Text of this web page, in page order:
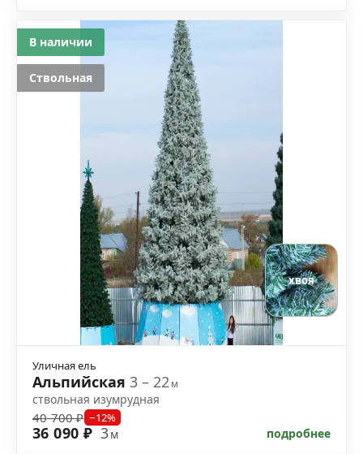
хвоя
Уличная ель
Альпийская 3 – 22м
ствольная изумрудная
40 700 ₽ −12%
36 090 ₽ 3м подробнее
В наличии
Ствольная